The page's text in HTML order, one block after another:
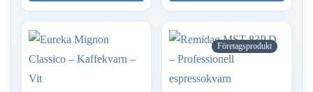
Företagsprodukt